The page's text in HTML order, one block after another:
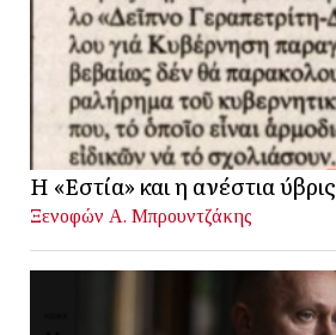
Η «Εστία» και η ανέστια ύβρις
Ξενοφών Α. Μπρουντζάκης